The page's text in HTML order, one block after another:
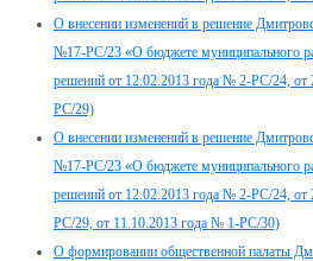
О внесении изменений в решение
№17-РС/23 «О бюджете муниципального
решений от 12.02.2013 года № 2-РС/24,
РС/29)
О внесении изменений в решение
№17-РС/23 «О бюджете муниципального
решений от 12.02.2013 года № 2-РС/24,
РС/29, от 11.10.2013 года № 1-РС/30)
О формировании общественной палаты